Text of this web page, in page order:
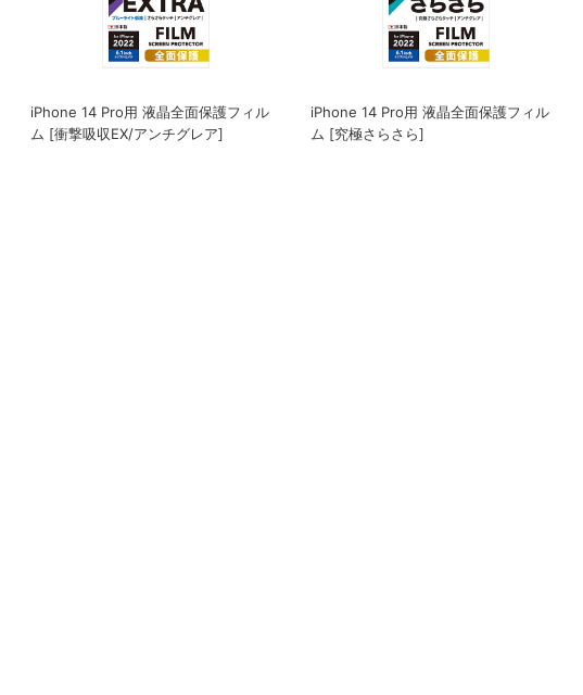
iPhone 14 Pro用 液晶全面保護フィル
ム [衝撃吸収EX/アンチグレア]
iPhone 14 Pro用 液晶全面保護フィル
ム [究極さらさら]